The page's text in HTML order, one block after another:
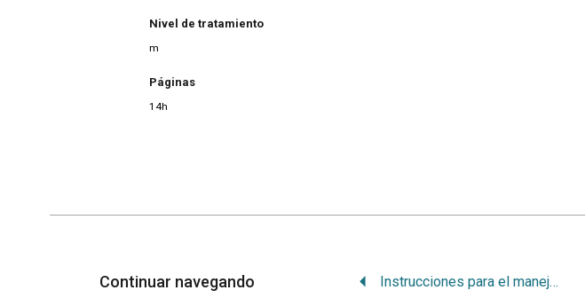
Nivel de tratamiento
m
Páginas
14h
Continuar navegando Instrucciones para el manejo de la ficha